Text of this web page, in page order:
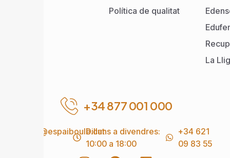
Política de qualitat
La
+34 877 001 000
info@espaiboule.catDilluns a divendres:
10:00 a 18:00
+34 621
09 83 55